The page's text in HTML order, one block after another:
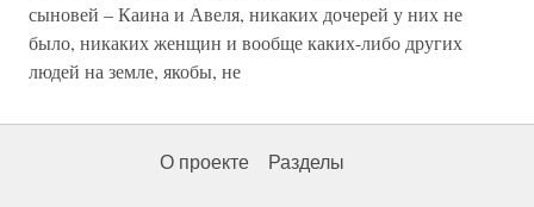
сыновей – Каина и Авеля, никаких дочерей у них не
было, никаких женщин и вообще каких-либо других
людей на земле, якобы, не
О проекте Разделы